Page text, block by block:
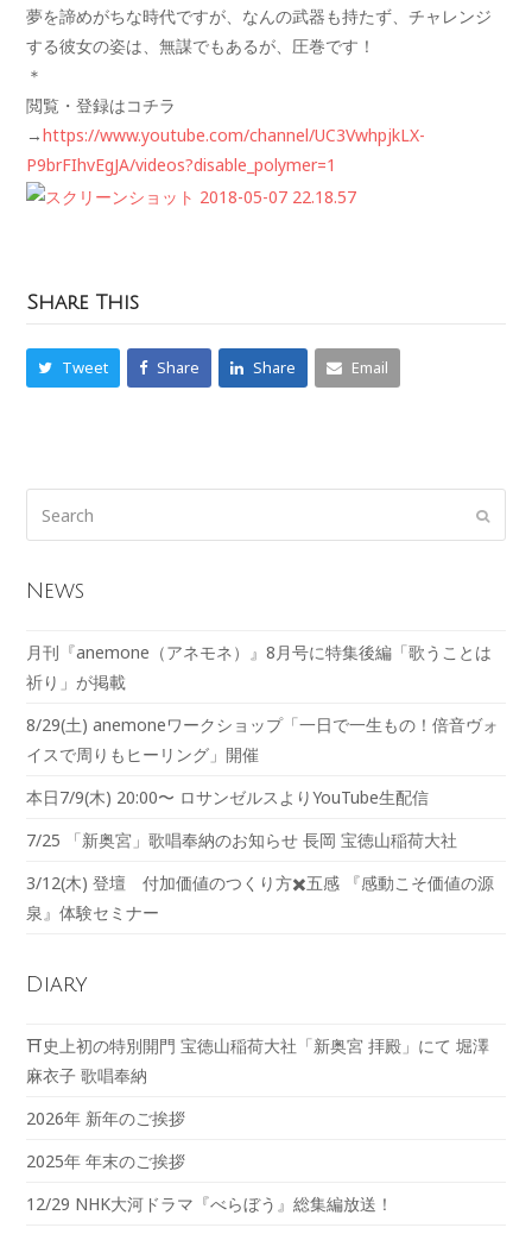
夢を諦めがちな時代ですが、なんの武器も持たず、チャレンジ
する彼女の姿は、無謀でもあるが、圧巻です！
＊
閲覧・登録はコチラ
→https://www.youtube.com/channel/UC3VwhpjkLX-
P9brFIhvEgJA/videos?disable_polymer=1
Share This
Tweet Share Share Email
News
月刊『anemone（アネモネ）』8月号に特集後編「歌うことは
祈り」が掲載
8/29(土) anemoneワークショップ「一日で一生もの！倍音ヴォ
イスで周りもヒーリング」開催
本日7/9(木) 20:00〜 ロサンゼルスよりYouTube生配信
7/25 「新奥宮」歌唱奉納のお知らせ 長岡 宝徳山稲荷大社
3/12(木) 登壇 付加価値のつくり方✖️五感 『感動こそ価値の源
泉』体験セミナー
Diary
⛩️史上初の特別開門 宝徳山稲荷大社「新奥宮 拝殿」にて 堀澤
麻衣子 歌唱奉納
2026年 新年のご挨拶
2025年 年末のご挨拶
12/29 NHK大河ドラマ『べらぼう』総集編放送！